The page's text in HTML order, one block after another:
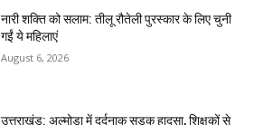
नारी शक्ति को सलाम: तीलू रौतेली पुरस्कार के लिए चुनी
गईं ये महिलाएं
August 6, 2026
उत्तराखंड: अल्मोड़ा में दर्दनाक सड़क हादसा, शिक्षकों से